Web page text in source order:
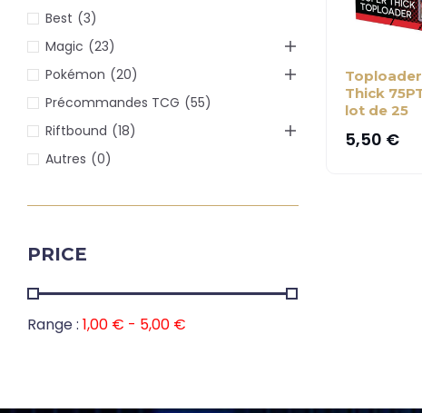
Best (3)
Magic (23)
Pokémon (20)
Précommandes TCG (55)
Riftbound (18)
Autres (0)
PRICE
Range : 1,00 € - 5,00 €
Thick
lot de 25
5,50 €